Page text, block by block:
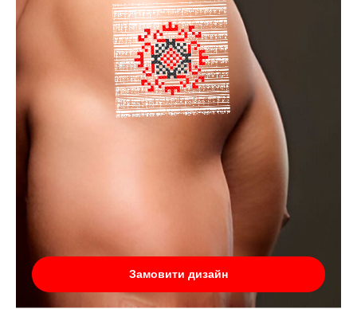
Замовити дизайн